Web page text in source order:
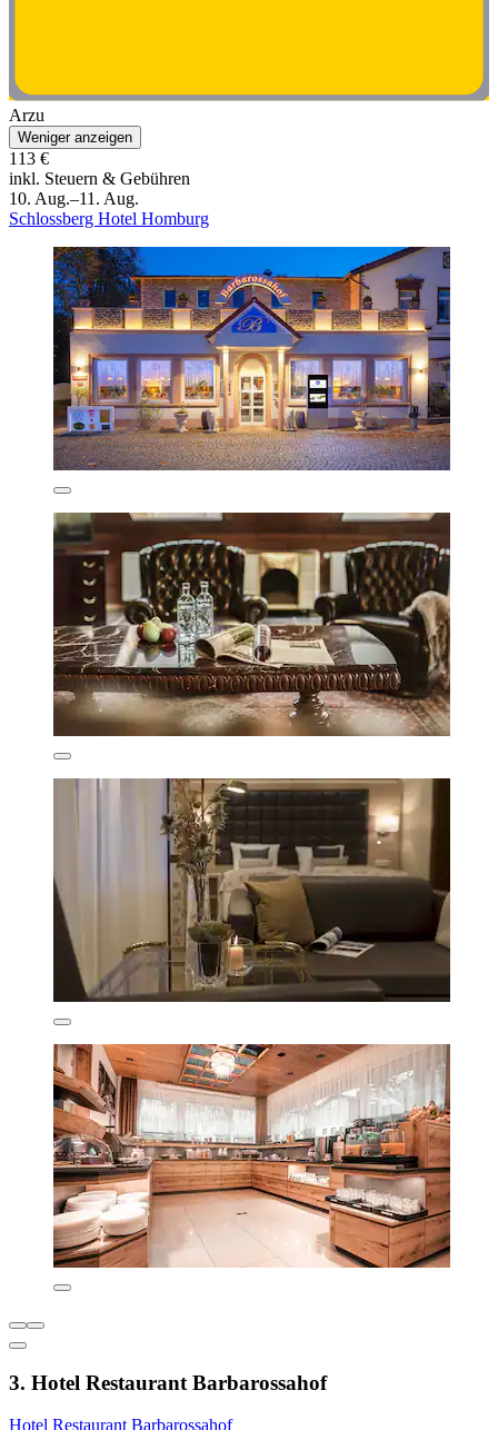
Arzu
Weniger anzeigen
113 €
inkl. Steuern & Gebühren
10. Aug.–11. Aug.
Schlossberg Hotel Homburg
3. Hotel Restaurant Barbarossahof
Hotel Restaurant Barbarossahof